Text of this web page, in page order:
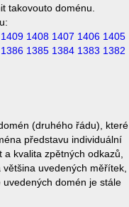
takovouto doménu.
1409 1408 1407 1406 1405
1386 1385 1384 1383 1382
(druhého řádu), které
představu individuální
kvalita zpětných odkazů,
uvedených měřítek,
domén je stále